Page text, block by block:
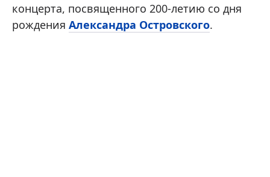
концерта, посвященного 200-летию со дня
рождения Александра Островского.